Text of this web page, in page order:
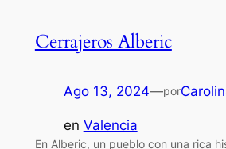
Cerrajeros Alberic
Ago 13, 2024—por
en Valencia
En Alberic, un pueblo con una rica